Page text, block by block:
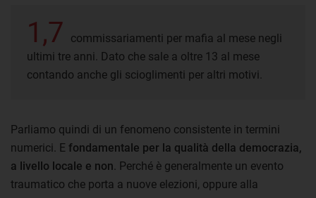
1,7
commissariamenti per mafia al mese negli
ultimi tre anni. Dato che sale a oltre 13 al mese
contando anche gli scioglimenti per altri motivi.
Parliamo quindi di un fenomeno consistente in termini
numerici. E fondamentale per la qualità della democrazia,
a livello locale e non. Perché è generalmente un evento
traumatico che porta a nuove elezioni, oppure alla